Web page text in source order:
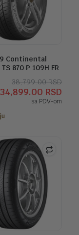
RSD.
Continental
870 P 109H FR
38,799.00RSD
je
34,899.00 RSD
je:
sa PDV-om
RSD.